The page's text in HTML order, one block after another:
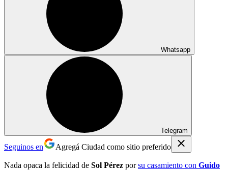
Whatsapp
Telegram
Seguinos en Agregá Ciudad como sitio preferido
Nada opaca la felicidad de Sol Pérez porsu casamiento con Guido